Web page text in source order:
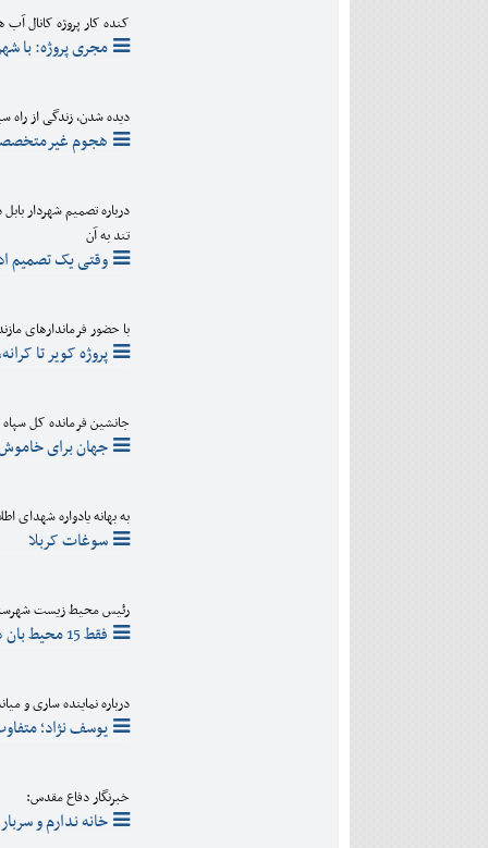
کنده کار پروژه کانال
مجری پروژه: با
دیده شدن، زندگی از راه
هجوم
درباره تصمیم شهردار
تند به آن
وقتی یک تصمیم
با حضور فرماندارهای
پروژه کویر تا
جانشین فرمانده کل سپاه در یادواره
جهان برای
به بهانه یادواره شهدای
سوغات کربلا
رئیس محیط زیست
فقط 15 محیط بان داریم/ ساختمان های ما استیجاری و متروکه است
درباره نماینده ساری و
یوسف نژاد؛
خبرنگار دفاع مقدس:
خانه ندارم و